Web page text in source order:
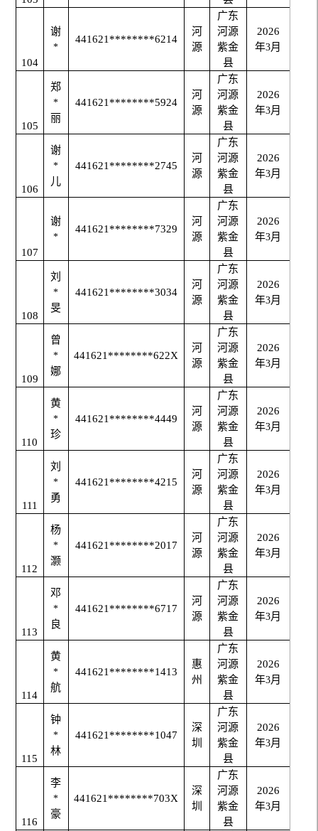
104
谢
*
441621********6214
河
源
广东
河源
紫金
县
2026
年3月
105
郑
*
丽
441621********5924
河
源
广东
河源
紫金
县
2026
年3月
106
谢
*
儿
441621********2745
河
源
广东
河源
紫金
县
2026
年3月
107
谢
*
441621********7329
河
源
广东
河源
紫金
县
2026
年3月
108
刘
*
旻
441621********3034
河
源
广东
河源
紫金
县
2026
年3月
109
曾
*
娜
441621********622X
河
源
广东
河源
紫金
县
2026
年3月
110
黄
*
珍
441621********4449
河
源
广东
河源
紫金
县
2026
年3月
111
刘
*
勇
441621********4215
河
源
广东
河源
紫金
县
2026
年3月
112
杨
*
灏
441621********2017
河
源
广东
河源
紫金
县
2026
年3月
113
邓
*
良
441621********6717
河
源
广东
河源
紫金
县
2026
年3月
114
黄
*
航
441621********1413
惠
州
广东
河源
紫金
县
2026
年3月
115
钟
*
林
441621********1047
深
圳
广东
河源
紫金
县
2026
年3月
116
李
*
豪
441621********703X
深
圳
广东
河源
紫金
县
2026
年3月